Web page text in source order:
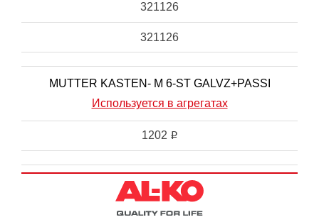
321126
321126
MUTTER KASTEN- M 6-ST GALVZ+PASSI
Используется в агрегатах
1202 i